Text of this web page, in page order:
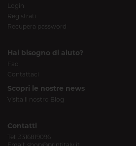
Login
Registrati
Recupera password
Hai bisogno di aiuto?
Faq
Contattaci
Scopri le nostre news
Visita il nostro Blog
Contatti
Tel: 3316819096